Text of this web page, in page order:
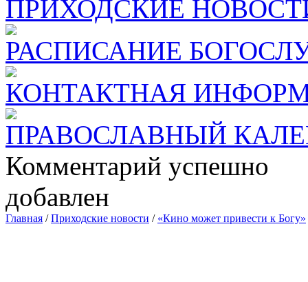
ПРИХОДСКИЕ
РАСПИСАНИЕ
КОНТАКТНАЯ
ПРАВОСЛАВНЫЙ
Комментарий успешно
добавлен
Главная /Приходские новости / «Кино может привести к Богу»